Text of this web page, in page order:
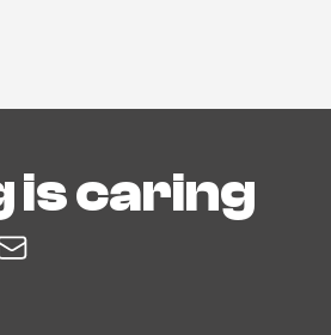
is caring